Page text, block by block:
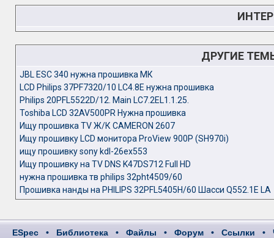
ДРУГИЕ
JBL ESC 340 нужна прошивка МК
LCD Philips 37PF7320/10 LC4.8E нужна прошивка
Philips 20PFL5522D/12. Main LC7.2EL1.1.25.
Toshiba LCD 32AV500PR Нужна прошивка
Ищу прошивка TV Ж/К CAMERON 2607
Ищу прошивку LCD монитора ProView 900P (SH970i)
ищу прошивку sony kdl-26ex553
Ищу прошивку на TV DNS K47DS712 Full HD
нужна прошивка тв philips 32pht4509/60
Прошивка нанды на PHILIPS 32PFL5405H/60 Шасси Q552.1E LA
ESpec • Библиотека • Файлы • Форум • Ссылки •